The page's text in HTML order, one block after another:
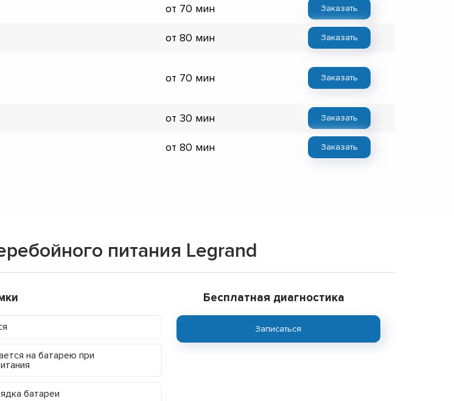
от 70 мин Заказать
от 80 мин Заказать
от 70 мин Заказать
от 30 мин Заказать
от 80 мин Заказать
питания Legrand
на батарею при
батареи
Бесплатная диагностика
Записаться